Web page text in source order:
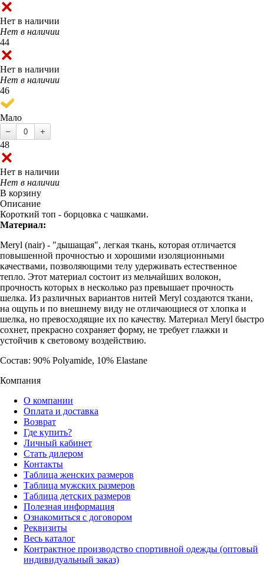
Нет в наличии
Нет в наличии
44
Нет в наличии
Нет в наличии
46
Мало
48
Нет в наличии
Нет в наличии
В корзину
Описание
Короткий топ - борцовка с чашками.
Материал:
Meryl (nair) - "дышащая", легкая ткань, которая отличается
повышенной прочностью и хорошими изоляционными
качествами, позволяющими телу удерживать естественное
тепло. Этот материал состоит из мельчайших волокон,
прочность которых в несколько раз превышает прочность
шелка. Из различных вариантов нитей Meryl создаются ткани,
на ощупь и по внешнему виду не отличающиеся от хлопка и
шелка, но превосходящие их по качеству. Материал Meryl быстро
сохнет, прекрасно сохраняет форму, не требует глажки и
устойчив к световому воздействию.
Состав: 90% Polyamide, 10% Elastane
Компания
О компании
Оплата и доставка
Возврат
Где купить?
Личный кабинет
Стать дилером
Контакты
Таблица женских размеров
Таблица мужских размеров
Таблица детских размеров
Полезная информация
Ознакомиться с договором
Реквизиты
Весь каталог
Контрактное производство спортивной одежды (оптовый
индивидуальный заказ)